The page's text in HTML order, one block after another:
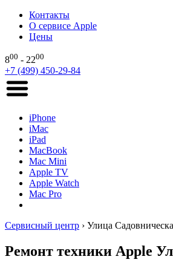
Контакты
О сервисе Apple
Цены
800 - 2200
+7 (499) 450-29-84
iPhone
iMac
iPad
MacBook
Mac Mini
Apple TV
Apple Watch
Mac Pro
Сервисный центр › Улица
Ремонт техники Apple